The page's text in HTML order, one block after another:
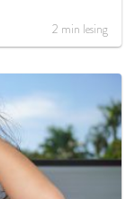
2 min lesing